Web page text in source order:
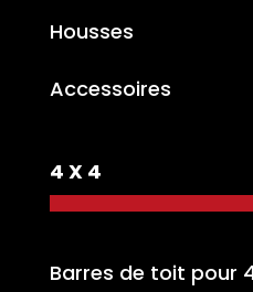
Housses
Accessoires
4 X 4
Barres de toit pour